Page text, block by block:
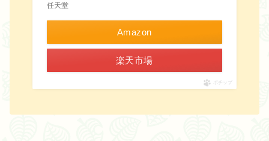
任天堂
Amazon
楽天市場
ポチップ